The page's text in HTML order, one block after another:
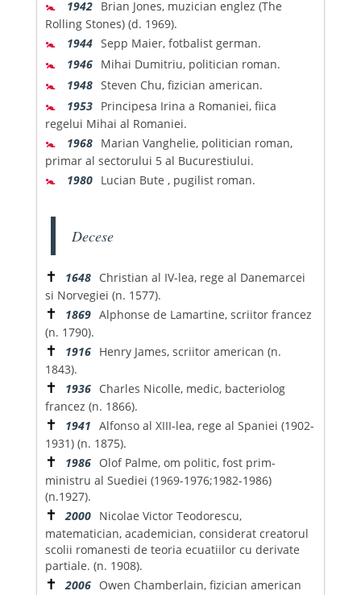
🚼 1942 Brian Jones, muzician englez (The
Rolling Stones) (d. 1969).
🚼 1944 Sepp Maier, fotbalist german.
🚼 1946 Mihai Dumitriu, politician roman.
🚼 1948 Steven Chu, fizician american.
🚼 1953 Principesa Irina a Romaniei, fiica
regelui Mihai al Romaniei.
🚼 1968 Marian Vanghelie, politician roman,
primar al sectorului 5 al Bucurestiului.
🚼 1980 Lucian Bute , pugilist roman.
Decese
✝ 1648 Christian al IV-lea, rege al Danemarcei
si Norvegiei (n. 1577).
✝ 1869 Alphonse de Lamartine, scriitor francez
(n. 1790).
✝ 1916 Henry James, scriitor american (n.
1843).
✝ 1936 Charles Nicolle, medic, bacteriolog
francez (n. 1866).
✝ 1941 Alfonso al XIII-lea, rege al Spaniei (1902-
1931) (n. 1875).
✝ 1986 Olof Palme, om politic, fost prim-
ministru al Suediei (1969-1976;1982-1986)
(n.1927).
✝ 2000 Nicolae Victor Teodorescu,
matematician, academician, considerat creatorul
scolii romanesti de teoria ecuatiilor cu derivate
partiale. (n. 1908).
✝ 2006 Owen Chamberlain, fizician american